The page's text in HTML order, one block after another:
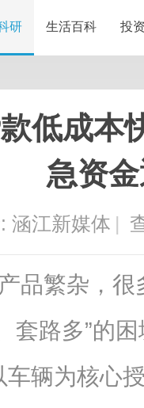
研 生活百科 投
低成本
急资
涵江新媒体 |
品繁杂，
套路多”的
辆为核心